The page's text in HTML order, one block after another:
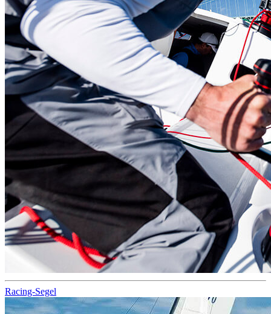
Racing-Segel